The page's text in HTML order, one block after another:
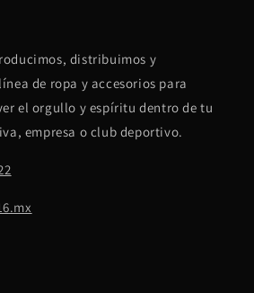
distribuimos y
de ropa y accesorios para
el orgullo y espíritu dentro de tu
empresa o club deportivo.